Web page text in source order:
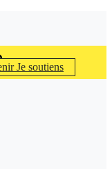
Je soutiens